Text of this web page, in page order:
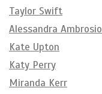
Taylor Swift
Alessandra Ambrosio
Kate Upton
Katy Perry
Miranda Kerr